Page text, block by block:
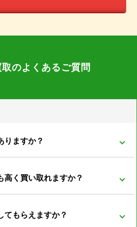
のよくあるご質問
りますか？
る為、 在庫を抱える事も無くコ
っております。 その結果、買取
だく事が可能になっておりま
高く買い取れますか？
んどです。 ノーマル部品とセッ
てもらえますか？